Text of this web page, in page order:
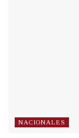
NACIONALES